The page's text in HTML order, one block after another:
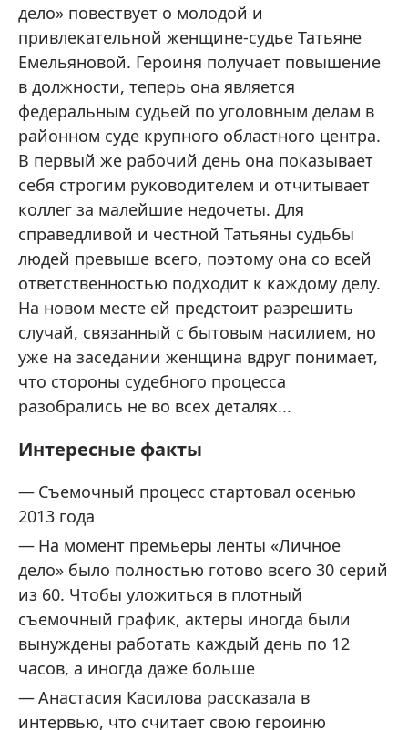
дело» повествует о молодой и
привлекательной женщине-судье Татьяне
Емельяновой. Героиня получает повышение
в должности, теперь она является
федеральным судьей по уголовным делам в
районном суде крупного областного центра.
В первый же рабочий день она показывает
себя строгим руководителем и отчитывает
коллег за малейшие недочеты. Для
справедливой и честной Татьяны судьбы
людей превыше всего, поэтому она со всей
ответственностью подходит к каждому делу.
На новом месте ей предстоит разрешить
случай, связанный с бытовым насилием, но
уже на заседании женщина вдруг понимает,
что стороны судебного процесса
разобрались не во всех деталях...
Интересные факты
Съемочный процесс стартовал осенью
2013 года
На момент премьеры ленты «Личное
дело» было полностью готово всего 30 серий
из 60. Чтобы уложиться в плотный
съемочный график, актеры иногда были
вынуждены работать каждый день по 12
часов, а иногда даже больше
Анастасия Касилова рассказала в
интервью, что считает свою героиню